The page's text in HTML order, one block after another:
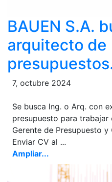
BAUEN S.A.
arquitecto de
7, octubre 2024
Se busca Ing. o Arq. con
presupuesto para trabajar
Gerente de Presupuesto y
Enviar CV al ...
Ampliar...